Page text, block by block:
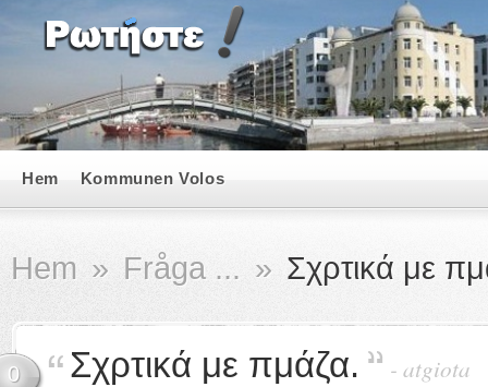
Hem Kommunen Volos
Hem » Fråga ... » Σχρτικά με
0 Σχρτικά με πμάζα. - atgiota